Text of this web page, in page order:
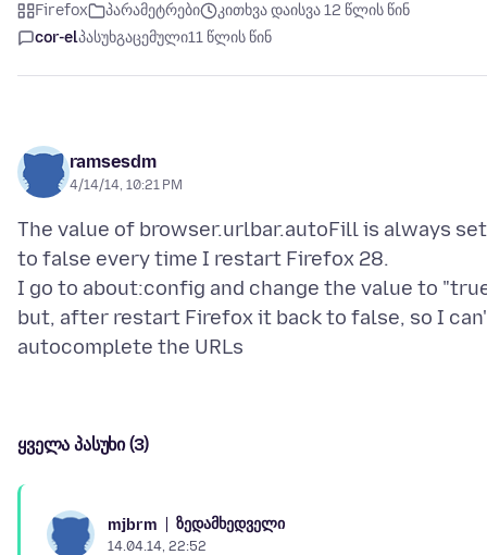
Firefox პარამეტრები
კითხვა დაისვა 12 წლის წინ
cor-elპასუხგაცემული11 წლის წინ
ramsesdm
4/14/14, 10:21 PM
The value of browser.urlbar.autoFill is always set
to false every time I restart Firefox 28.
I go to about:config and change the value to
but, after restart Firefox it back to false, so I
ყველა პასუხი (3)
mjbrm ზედამხედველი
14.04.14, 22:52